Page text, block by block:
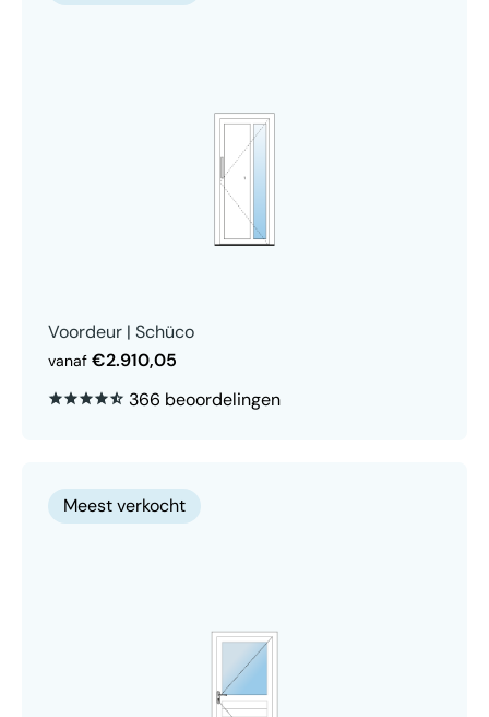
Voordeur | Schüco
vanaf €2.910,05
366 beoordelingen
Meest verkocht